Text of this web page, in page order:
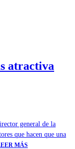
atractiva
general de la
que hacen que una
MÁS